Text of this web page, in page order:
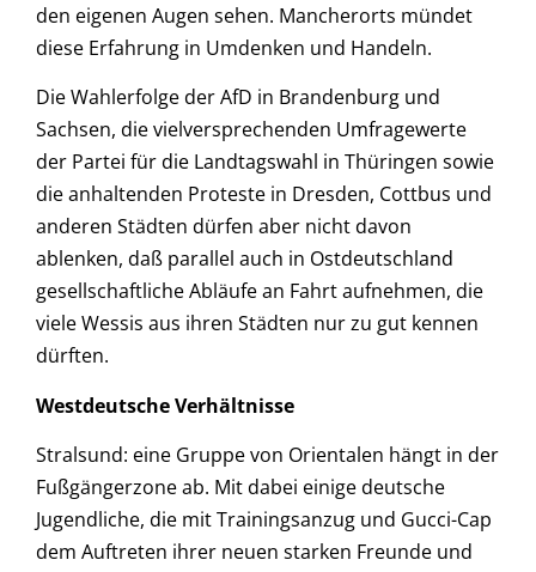
den eigenen Augen sehen. Mancherorts mündet
diese Erfahrung in Umdenken und Handeln.
Die Wahlerfolge der AfD in Brandenburg und
Sachsen, die vielversprechenden Umfragewerte
der Partei für die Landtagswahl in Thüringen sowie
die anhaltenden Proteste in Dresden, Cottbus und
anderen Städten dürfen aber nicht davon
ablenken, daß parallel auch in Ostdeutschland
gesellschaftliche Abläufe an Fahrt aufnehmen, die
viele Wessis aus ihren Städten nur zu gut kennen
dürften.
Westdeutsche Verhältnisse
Stralsund: eine Gruppe von Orientalen hängt in der
Fußgängerzone ab. Mit dabei einige deutsche
Jugendliche, die mit Trainingsanzug und Gucci-Cap
dem Auftreten ihrer neuen starken Freunde und